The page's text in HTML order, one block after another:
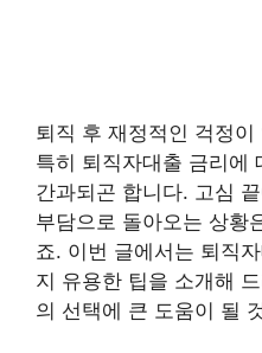
퇴직 후 재정적인 걱정
특히 퇴직자대출 금리에
간과되곤 합니다. 고심
부담으로 돌아오는 상황
죠. 이번 글에서는 퇴직
지 유용한 팁을 소개해
의 선택에 큰 도움이 될